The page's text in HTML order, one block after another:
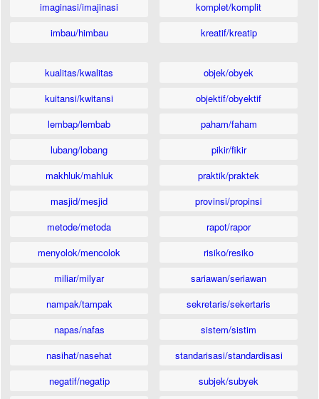
imaginasi/imajinasi
imbau/himbau
komplet/komplit
kreatif/kreatip
kualitas/kwalitas
kuitansi/kwitansi
lembap/lembab
lubang/lobang
makhluk/mahluk
masjid/mesjid
metode/metoda
menyolok/mencolok
miliar/milyar
nampak/tampak
napas/nafas
nasihat/nasehat
negatif/negatip
objek/obyek
objektif/obyektif
paham/faham
pikir/fikir
praktik/praktek
provinsi/propinsi
rapot/rapor
risiko/resiko
sariawan/seriawan
sekretaris/sekertaris
sistem/sistim
standarisasi/standardisasi
subjek/subyek